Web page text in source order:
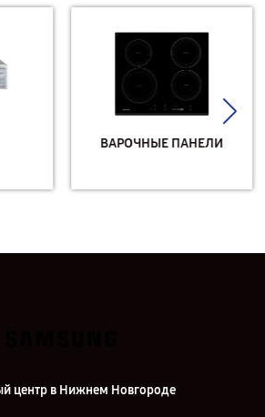
ВАРОЧНЫЕ ПАНЕЛИ
центр в Нижнем Новгороде